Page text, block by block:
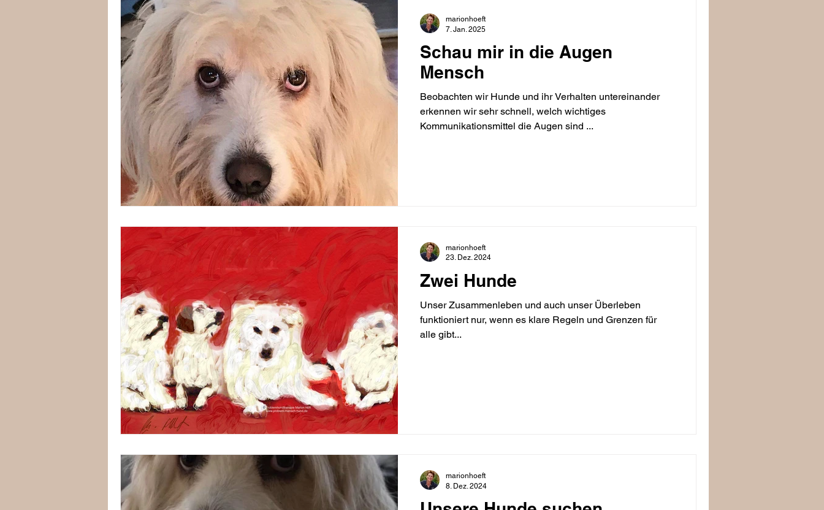
Schau mir in die Augen
Mensch
Beobachten wir Hunde und ihr Verhalten untereinander
erkennen wir sehr schnell, welch wichtiges
Kommunikationsmittel die Augen sind ...
marionhoeft
7. Jan. 2025
Zwei Hunde
Unser Zusammenleben und auch unser Überleben
funktioniert nur, wenn es klare Regeln und Grenzen für
alle gibt...
marionhoeft
23. Dez. 2024
marionhoeft
8. Dez. 2024